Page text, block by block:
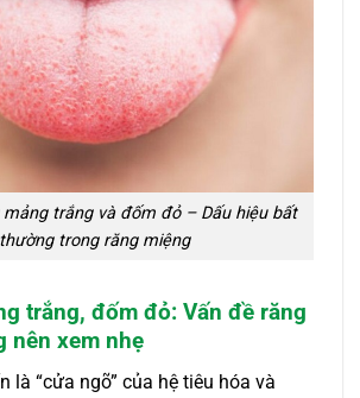
mảng trắng và đốm đỏ – Dấu hiệu bất
thường trong răng miệng
trắng, đốm đỏ: Vấn đề răng
nên xem nhẹ
là “cửa ngõ” của hệ tiêu hóa và